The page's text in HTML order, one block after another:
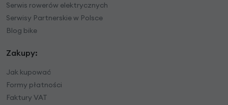
Serwis rowerów elektrycznych
Serwisy Partnerskie w Polsce
Blog bike
Zakupy:
Jak kupować
Formy płatności
Faktury VAT